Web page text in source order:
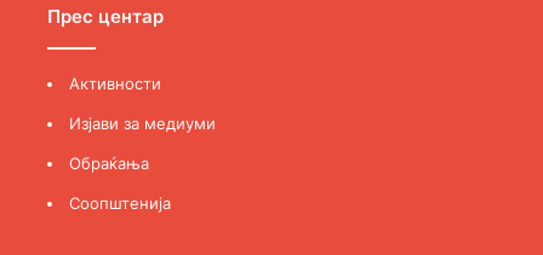
Прес центар
Активности
Изјави за медиуми
Обраќања
Соопштенија